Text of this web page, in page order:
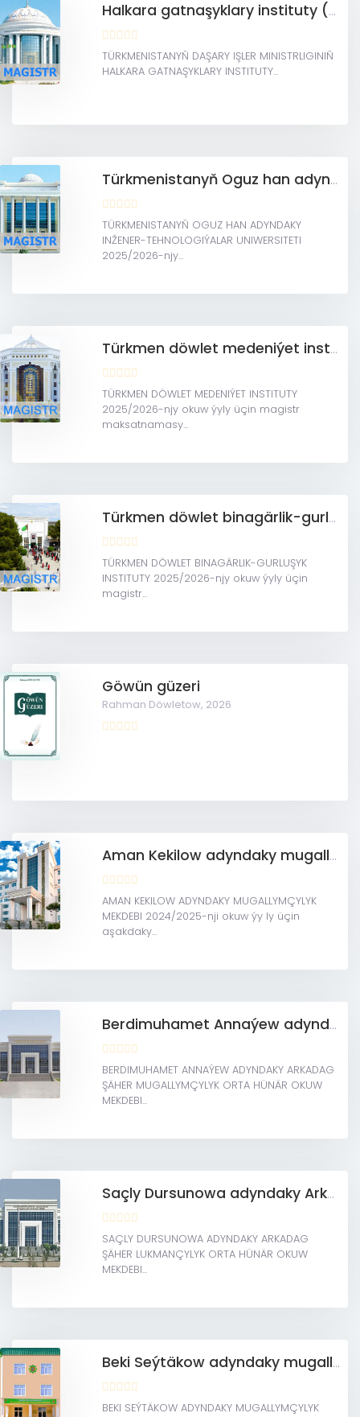
Halkara gatnaşyklary instituty (Magistratura)
TÜRKMENISTANYŇ DAŞARY IŞLER MINISTRLIGINIŇ
HALKARA GATNAŞYKLARY INSTITUTY...
Türkmenistanyň Oguz han adyndaky Inžener-tehnologiýalar uniwersiteti (Magistratura)
TÜRKMENISTANYŇ OGUZ HAN ADYNDAKY
INŽENER-TEHNOLOGIÝALAR UNIWERSITETI
2025/2026-njy...
Türkmen döwlet medeniýet instituty(MAGISTRATURA)
TÜRKMEN DÖWLET MEDENIÝET INSTITUTY
2025/2026-njy okuw ýyly üçin magistr
maksatnamasy...
Türkmen döwlet binagärlik-gurluşyk instituty(MAGISTRATURA)
TÜRKMEN DÖWLET BINAGÄRLIK-GURLUŞYK
INSTITUTY 2025/2026-njy okuw ýyly üçin
magistr...
Göwün güzeri
Rahman Döwletow, 2026
Aman Kekilow adyndaky mugallymçylyk mekdebi
AMAN KEKILOW ADYNDAKY MUGALLYMÇYLYK
MEKDEBI 2024/2025-nji okuw ýy ly üçin
aşakdaky...
Berdimuhamet Annaýew adyndaky Arkadag şäher mugallymçylyk orta hünär okuw mekdebi
BERDIMUHAMET ANNAÝEW ADYNDAKY ARKADAG
ŞÄHER MUGALLYMÇYLYK ORTA HÜNÄR OKUW
MEKDEBI...
Saçly Dursunowa adyndaky Arkadag şäher lukmançylyk orta hünär okuw mekdebi
SAÇLY DURSUNOWA ADYNDAKY ARKADAG
ŞÄHER LUKMANÇYLYK ORTA HÜNÄR OKUW
MEKDEBI...
Beki Seýtäkow adyndaky mugallymçylyk mekdebi
BEKI SEÝTÄKOW ADYNDAKY MUGALLYMÇYLYK